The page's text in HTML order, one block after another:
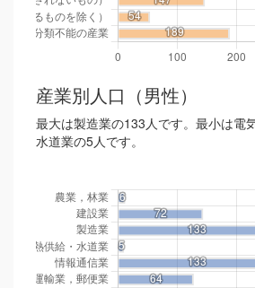
産業別人口（男性）
最大は製造業の133人です。最小は電
水道業の5人です。